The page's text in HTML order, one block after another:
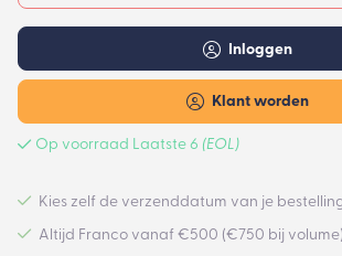
Op voorraad Laatste 6 (EOL)
Inloggen
Klant worden
Kies zelf de verzenddatum van je
Altijd Franco vanaf €500 (€750 bij